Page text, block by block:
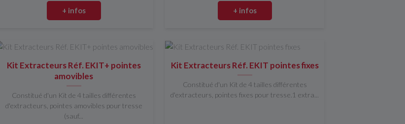
+ infos + infos
Kit Extracteurs Réf. EKIT+ pointes
amovibles
Constitué d'un Kit de 4 tailles différentes
d'extracteurs, pointes amovibles pour tresse
(sauf...
Kit Extracteurs Réf. EKIT pointes fixes
Constitué d'un Kit de 4 tailles différentes
d'extracteurs, pointes fixes pour tresse.1 extra...